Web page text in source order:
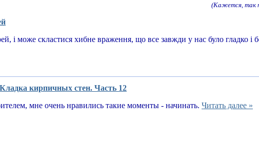
(Кажется, так
і може скластися хибне враження, що все завжди у нас було гладко і
кирпичных стен. Часть 12
мне очень нравились такие моменты - начинать. Читать далее »